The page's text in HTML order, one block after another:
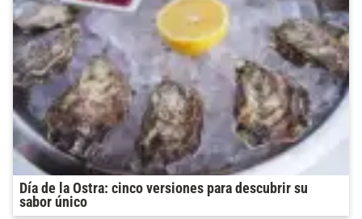
Día de la Ostra: cinco versiones para descubrir su
sabor único